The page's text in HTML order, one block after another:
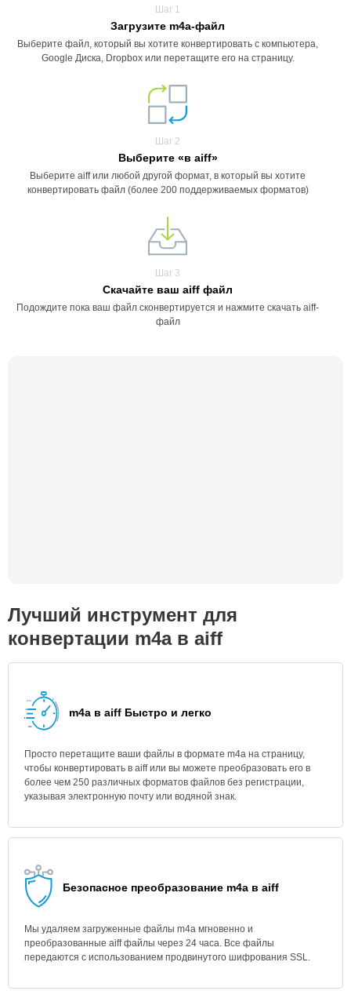
Шаг 1
Загрузите m4a-файл
Выберите файл, который вы хотите конвертировать с компьютера,
Google Диска, Dropbox или перетащите его на страницу.
Шаг 2
Выберите «в aiff»
Выберите aiff или любой другой формат, в который вы хотите
конвертировать файл (более 200 поддерживаемых форматов)
Шаг 3
Скачайте ваш aiff файл
Подождите пока ваш файл сконвертируется и нажмите скачать aiff-
файл
Лучший инструмент для
конвертации m4a в aiff
m4a в aiff Быстро и легко
Просто перетащите ваши файлы в формате m4a на страницу,
чтобы конвертировать в aiff или вы можете преобразовать его в
более чем 250 различных форматов файлов без регистрации,
указывая электронную почту или водяной знак.
Безопасное преобразование m4a в aiff
Мы удаляем загруженные файлы m4a мгновенно и
преобразованные aiff файлы через 24 часа. Все файлы
передаются с использованием продвинутого шифрования SSL.